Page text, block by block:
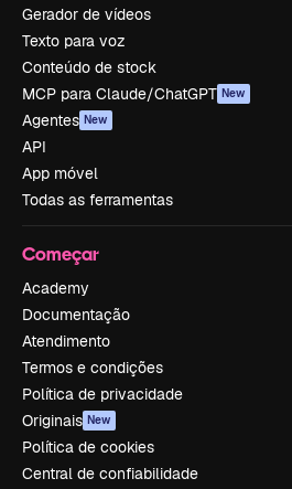
Gerador de vídeos
Texto para voz
Conteúdo de stock
MCP para Claude/ChatGPT New
Agentes New
API
App móvel
Todas as ferramentas
Começar
Academy
Documentação
Atendimento
Termos e condições
Política de privacidade
Originais New
Política de cookies
Central de confiabilidade